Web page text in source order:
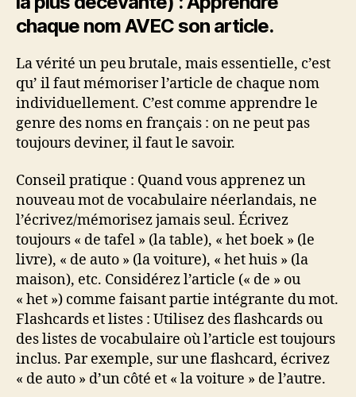
chaque nom AVEC son article.
La vérité un peu brutale, mais essentielle, c’est
qu’ il faut mémoriser l’article de chaque nom
individuellement. C’est comme apprendre le
genre des noms en français : on ne peut pas
toujours deviner, il faut le savoir.
Conseil pratique : Quand vous apprenez un
nouveau mot de vocabulaire néerlandais, ne
l’écrivez/mémorisez jamais seul. Écrivez
toujours « de tafel » (la table), « het boek » (le
livre), « de auto » (la voiture), « het huis » (la
maison), etc. Considérez l’article (« de » ou
« het ») comme faisant partie intégrante du mot.
Flashcards et listes : Utilisez des flashcards ou
des listes de vocabulaire où l’article est toujours
inclus. Par exemple, sur une flashcard, écrivez
« de auto » d’un côté et « la voiture » de l’autre.